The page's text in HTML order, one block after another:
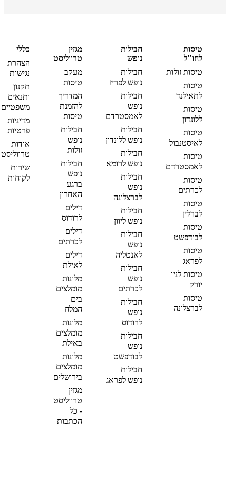
טיסות
לחו"ל
טיסות זולות
טיסות
לתאילנד
טיסות
ללונדון
טיסות
לאיסטנבול
טיסות
לאמסטרדם
טיסות
לכרתים
טיסות
לברלין
טיסות
לבודפשט
טיסות
לפראג
טיסות לניו
יורק
טיסות
לברצלונה
חבילות
נופש
חבילות
נופש לפריז
חבילות
נופש
לאמסטרדם
חבילות
נופש ללונדון
חבילות
נופש לרומא
חבילות
נופש
לברצלונה
חבילות
נופש ליוון
חבילות
נופש
לאנטליה
חבילות
נופש
לכרתים
חבילות
נופש
לרודוס
חבילות
נופש
לבודפשט
חבילות
נופש לפראג
מגזין
טרווליסט
מעקב
טיסות
המדריך
להזמנת
טיסות
חבילות
נופש
זולות
חבילות
נופש
ברגע
האחרון
דילים
לרודוס
דילים
לכרתים
דילים
לאילת
מלונות
מומלצים
בים
המלח
מלונות
מומלצים
באילת
מלונות
מומלצים
בירושלים
מגזין
טרווליסט
- כל
הכתבות
כללי
הצהרת
נגישות
תקנון
ותנאים
משפטיים
מדיניות
פרטיות
אודות
טרווליסט
שירות
לקוחות